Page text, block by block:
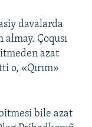
davalarda
Çoqusı
azat
o, «Qırım»
bile azat